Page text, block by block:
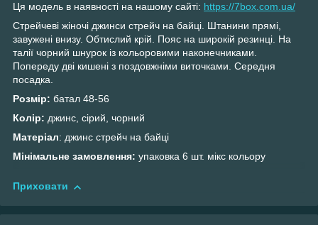
Ця модель в наявності на нашому сайті: https://7box.com.ua/
Стрейчеві жіночі джинси стрейч на байці. Штанини прямі,
завужені внизу. Обтислий крій. Пояс на широкій резинці. На
талії чорний шнурок із кольоровими наконечниками.
Попереду дві кишені з поздовжніми виточками. Середня
посадка.
Розмір: батал 48-56
Колір: джинс, сірий, чорний
Матеріал: джинс стрейч на байці
Мінімальне замовлення: упаковка 6 шт. мікс кольору
Приховати